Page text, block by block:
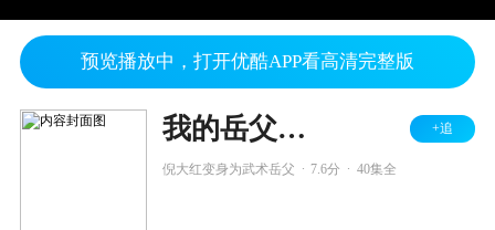
预览播放中，打开优酷APP看高清完整版
我的岳父会武术 +追
倪大红变身为武术岳父 7.6分 40集全